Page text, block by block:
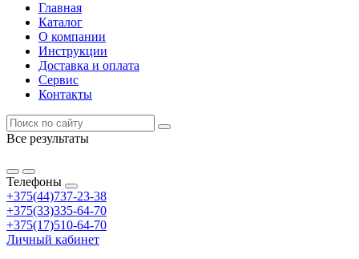
Главная
Каталог
О компании
Инструкции
Доставка и оплата
Сервис
Контакты
Все результаты
Телефоны
+375(44)737-23-38
+375(33)335-64-70
+375(17)510-64-70
Личный кабинет